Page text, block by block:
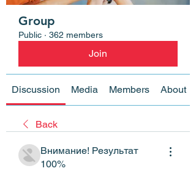
Group
Public · 362 members
Join
Discussion Media Members About
Back
Внимание! Результат
100%